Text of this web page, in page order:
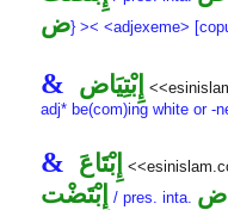
ض} >< <adjexeme>
& إِبْتِيَاض
adj* be(com)ing white or -
& إِبْتَاعَ
إِبْتَضْت / pres. inta.